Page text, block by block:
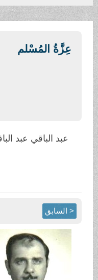
ح
ث
عِزَّةُ المُسْلم
عبد الباقي عبد الباقي
< السابق